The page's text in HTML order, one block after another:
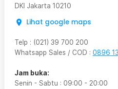
DKI Jakarta 10210
Lihat google maps
Telp : (021) 39 700 200
Whatsapp Sales / COD : 0896
Jam buka:
Senin - Sabtu : 09:00 - 20:00